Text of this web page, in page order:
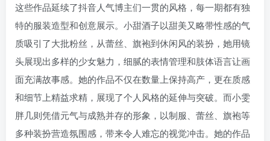
这些作品延续了抖音人气博主们一贯的风格，每一期都有独
特的服装造型和创意展示。小甜酒子以甜美又略带性感的气
质吸引了大批粉丝，从蕾丝、旗袍到休闲风的装扮，她用镜
头展现出多样的少女魅力，细腻的表情管理和肢体语言让画
面充满故事感。她的作品不仅在数量上保持高产，更在质感
和细节上精益求精，展现了个人风格的延伸与突破。而小雯
胖几则凭借元气与成熟并存的形象，以制服、蕾丝、旗袍等
多种装扮营造氛围感，带来令人难忘的视觉冲击。她的作品